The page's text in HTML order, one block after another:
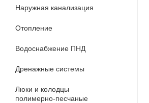
Наружная канализация
Отопление
Водоснабжение ПНД
Дренажные системы
Люки и колодцы
полимерно-песчаные